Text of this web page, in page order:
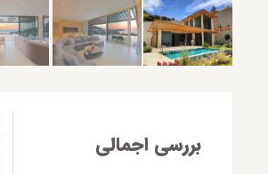
بررسی اجمالی